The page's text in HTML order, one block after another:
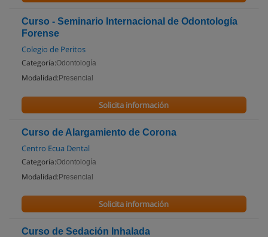
Curso - Seminario Internacional de Odontología
Forense
Colegio de Peritos
Categoría:Odontología
Modalidad: Presencial
Solicita información
Curso de Alargamiento de Corona
Centro Ecua Dental
Categoría:Odontología
Modalidad: Presencial
Solicita información
Curso de Sedación Inhalada